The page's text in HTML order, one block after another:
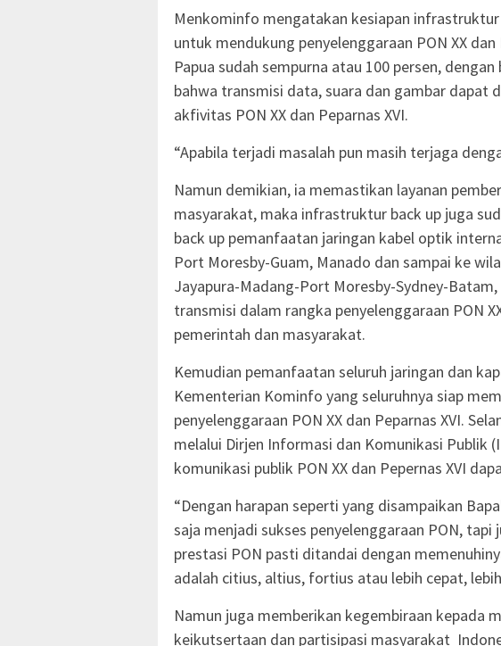
Menkominfo mengatakan kesiapan
untuk mendukung penyelenggaraan PON XX
Papua sudah sempurna atau 100 persen,
bahwa transmisi data, suara dan gambar dapat
akfivitas PON XX dan Peparnas XVI.
“Apabila terjadi masalah pun masih terjaga
Namun demikian, ia memastikan layanan
masyarakat, maka infrastruktur back up juga
back up pemanfaatan jaringan kabel optik
Port Moresby-Guam, Manado dan sampai ke
Jayapura-Madang-Port Moresby-Sydney-
transmisi dalam rangka penyelenggaraan PON
pemerintah dan masyarakat.
Kemudian pemanfaatan seluruh jaringan dan
Kementerian Kominfo yang seluruhnya siap
penyelenggaraan PON XX dan Peparnas XVI.
melalui Dirjen Informasi dan Komunikasi Publik
komunikasi publik PON XX dan Pepernas XVI
“Dengan harapan seperti yang disampaikan
saja menjadi sukses penyelenggaraan PON, tapi
prestasi PON pasti ditandai dengan
adalah citius, altius, fortius atau lebih cepat,
Namun juga memberikan kegembiraan kepada
keikutsertaan dan partisipasi masyarakat